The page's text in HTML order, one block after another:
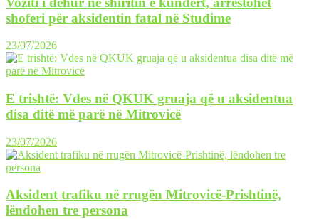
shoferi për aksidentin fatal në Studime
23/07/2026
E trishtë: Vdes në QKUK gruaja që u aksidentua
disa ditë më parë në Mitrovicë
23/07/2026
Aksident trafiku në rrugën Mitrovicë-Prishtinë,
lëndohen tre persona